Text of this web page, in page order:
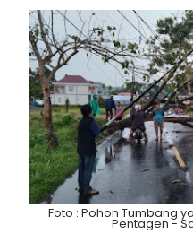
Foto : Pohon Tumbang
Pentagen -